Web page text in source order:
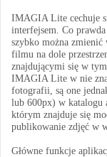
IMAGIA Lite cechuje
interfejsem. Co
szybko można
filmu na dole
znajdującymi się w
IMAGIA Lite w nie
fotografii, są one
lub 600px) w katalogu
którym znajduje się
publikowanie zdjęć w
Główne funkcje